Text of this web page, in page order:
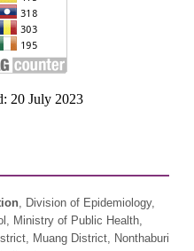
20 July 2023
, Division of Epidemiology,
Ministry of Public Health,
Muang District, Nonthaburi